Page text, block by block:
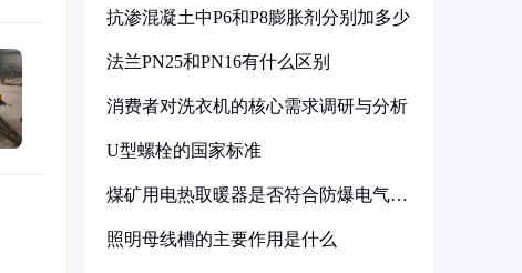
抗渗混凝土中P6和P8膨胀剂分别加多少
法兰PN25和PN16有什么区别
消费者对洗衣机的核心需求调研与分析
U型螺栓的国家标准
煤矿用电热取暖器是否符合防爆电气设
照明母线槽的主要作用是什么